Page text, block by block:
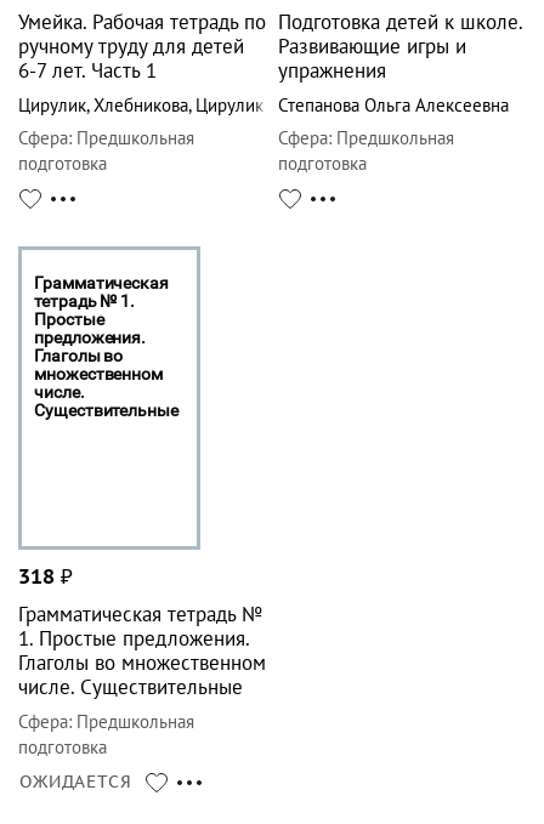
Умейка. Рабочая тетрадь по
ручному труду для детей
6-7 лет. Часть 1
Цирулик,Хлебникова, Цирулик
Сфера: Предшкольная
подготовка
Подготовка детей к школе.
Развивающие игры и
упражнения
Степанова Ольга Алексеевна
Сфера: Предшкольная
подготовка
Грамматическая
тетрадь № 1.
Простые
предложения.
Глаголы во
множественном
числе.
Существительные
318 ₽
Грамматическая тетрадь №
1. Простые предложения.
Глаголы во множественном
числе. Существительные
Сфера: Предшкольная
подготовка
ОЖИДАЕТСЯ